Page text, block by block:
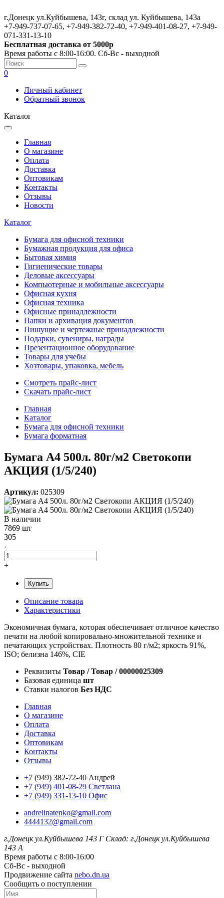
г.Донецк ул.Куйбышева, 143г, склад ул. Куйбышева, 143а
+7-949-737-07-65, +7-949-382-72-40, +7-949-401-08-27, +7-949-
071-331-13-10
Бесплатная доставка от 5000р
Время работы с 8:00-16:00. Сб-Вс - выходной
0
Личный кабинет
Обратный звонок
Каталог
Главная
О магазине
Оплата
Доставка
Оптовикам
Контакты
Отзывы
Новости
Каталог
Бумага для офисной техники
Бумажная продукция для офиса
Бытовая химия
Гигиенические товары
Деловые аксессуары
Компьютерные и мобильные аксессуары
Офисная кухня
Офисная техника
Офисные принадлежности
Папки и архивация документов
Пишущие и чертежные принадлежности
Подарки, сувениры, награды
Презентационное оборудование
Товары для учебы
Хозтовары, упаковка, мебель
Смотреть прайс-лист
Скачать прайс-лист
Главная
Каталог
Бумага для офисной техники
Бумага форматная
Бумага А4 500л. 80г/м2 Светокопи
АКЦИЯ (1/5/240)
Артикул: 025309
В наличии
7869 шт
305
-
+
Купить
Описание товара
Характеристики
Экономичная бумага, которая обеспечивает отличное качество
печати на любой копировально-множительной технике и
печатающих устройствах. Плотность 80 г/м2; яркость 91%,
ISO; белизна 146%, CIE
Реквизиты Товар / Товар / 00000025309
Базовая единица шт
Ставки налогов Без НДС
Главная
О магазине
Оплата
Доставка
Оптовикам
Контакты
Отзывы
+7 (949) 382-72-40 Андрей
+7 (949) 401-08-29 Светлана
+7 (949) 331-13-10 Офис
andreiinatenko@gmail.com
4444132@gmail.com
г.Донецк ул.Куйбышева 143 Г Склад: г.Донецк ул.Куйбышева
143 А
Время работы с 8:00-16:00
Сб-Вс - выходной
Продвижение сайта nebo.dn.ua
Сообщить о поступлении